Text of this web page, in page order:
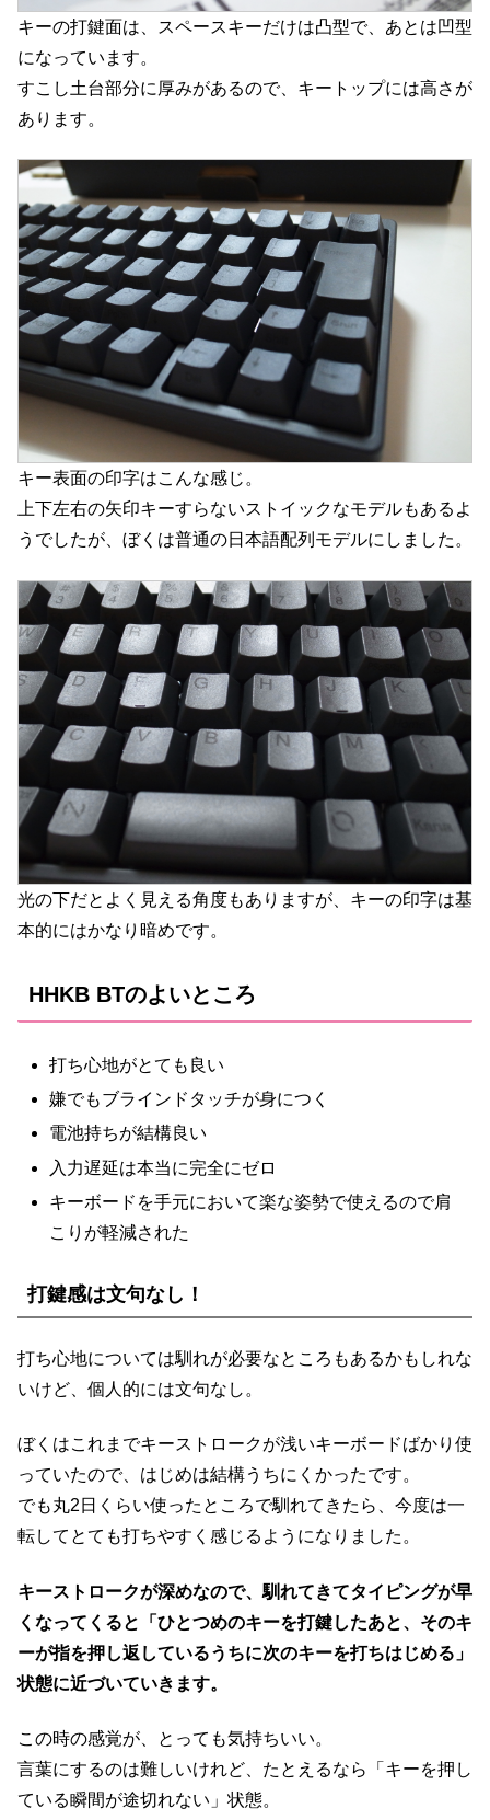
キーの打鍵面は、スペースキーだけは凸型で、あとは凹型
になっています。
すこし土台部分に厚みがあるので、キートップには高さが
あります。
キー表面の印字はこんな感じ。
上下左右の矢印キーすらないストイックなモデルもあるよ
うでしたが、ぼくは普通の日本語配列モデルにしました。
光の下だとよく見える角度もありますが、キーの印字は基
本的にはかなり暗めです。
HHKB BTのよいところ
打ち心地がとても良い
嫌でもブラインドタッチが身につく
電池持ちが結構良い
入力遅延は本当に完全にゼロ
キーボードを手元において楽な姿勢で使えるので肩
こりが軽減された
打鍵感は文句なし！
打ち心地については馴れが必要なところもあるかもしれな
いけど、個人的には文句なし。
ぼくはこれまでキーストロークが浅いキーボードばかり使
っていたので、はじめは結構うちにくかったです。
でも丸2日くらい使ったところで馴れてきたら、今度は一
転してとても打ちやすく感じるようになりました。
キーストロークが深めなので、馴れてきてタイピングが早
くなってくると「ひとつめのキーを打鍵したあと、そのキ
ーが指を押し返しているうちに次のキーを打ちはじめる」
状態に近づいていきます。
この時の感覚が、とっても気持ちいい。
言葉にするのは難しいけれど、たとえるなら「キーを押し
ている瞬間が途切れない」状態。